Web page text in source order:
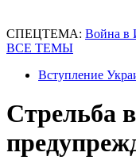
СПЕЦТЕМА: Война в
ВСЕ ТЕМЫ
Вступление
Стрельба